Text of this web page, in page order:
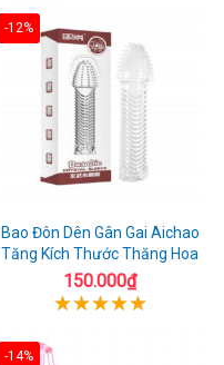
-12%
Bao Đôn Dên Gân Gai Aichao
Tăng Kích Thước Thăng Hoa
150.000₫
-14%